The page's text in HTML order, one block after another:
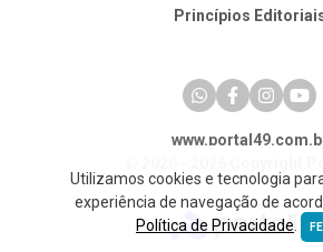
Princípios
Utilizamos cookies e tecnologia
experiência de navegação de
Política de Privacidade